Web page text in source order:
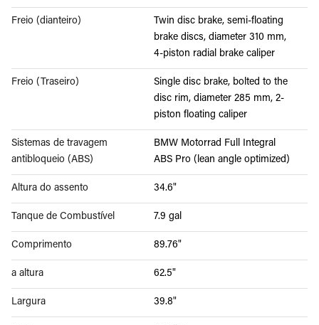
Freio (dianteiro)
Twin disc brake, semi-floating
brake discs, diameter 310 mm,
4-piston radial brake caliper
Freio (Traseiro)
Single disc brake, bolted to the
disc rim, diameter 285 mm, 2-
piston floating caliper
Sistemas de travagem
antibloqueio (ABS)
BMW Motorrad Full Integral
ABS Pro (lean angle optimized)
Altura do assento 34.6"
Tanque de Combustível 7.9 gal
Comprimento 89.76"
a altura 62.5"
Largura 39.8"